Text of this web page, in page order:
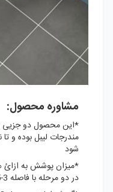
مشاوره محصول:
مندرجات لیبل بوده و
شود
در دو مرحله با فاصله 3-5 روز تکرار شود.